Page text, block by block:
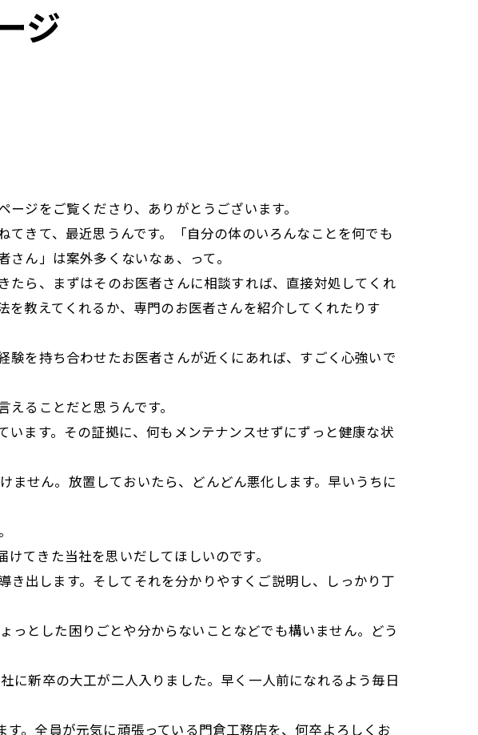
ジ
ージをご覧くださり、ありがとうございます。
てきて、最近思うんです。「自分の体のいろんなことを何でも
さん」は案外多くないなぁ、って。
たら、まずはそのお医者さんに相談すれば、直接対処してくれ
を教えてくれるか、専門のお医者さんを紹介してくれたりす
験を持ち合わせたお医者さんが近くにあれば、すごく心強いで
ることだと思うんです。
います。その証拠に、何もメンテナンスせずにずっと健康な状
せん。放置しておいたら、どんどん悪化します。早いうちに
てきた当社を思いだしてほしいのです。
出します。そしてそれを分かりやすくご説明し、しっかり丁
とした困りごとや分からないことなどでも構いません。どう
に新卒の大工が二人入りました。早く一人前になれるよう毎日
。全員が元気に頑張っている門倉工務店を、何卒よろしくお